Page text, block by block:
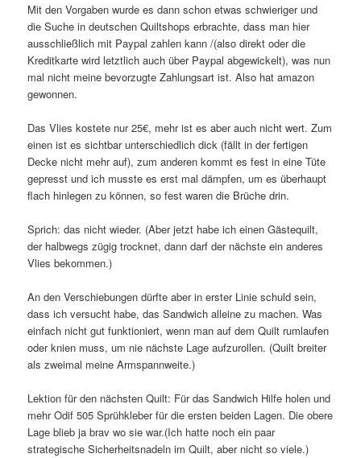
Mit den Vorgaben wurde es dann schon etwas schwieriger und
die Suche in deutschen Quiltshops erbrachte, dass man hier
ausschließlich mit Paypal zahlen kann /(also direkt oder die
Kreditkarte wird letztlich auch über Paypal abgewickelt), was nun
mal nicht meine bevorzugte Zahlungsart ist. Also hat amazon
gewonnen.
Das Vlies kostete nur 25€, mehr ist es aber auch nicht wert. Zum
einen ist es sichtbar unterschiedlich dick (fällt in der fertigen
Decke nicht mehr auf), zum anderen kommt es fest in eine Tüte
gepresst und ich musste es erst mal dämpfen, um es überhaupt
flach hinlegen zu können, so fest waren die Brüche drin.
Sprich: das nicht wieder. (Aber jetzt habe ich einen Gästequilt,
der halbwegs zügig trocknet, dann darf der nächste ein anderes
Vlies bekommen.)
An den Verschiebungen dürfte aber in erster Linie schuld sein,
dass ich versucht habe, das Sandwich alleine zu machen. Was
einfach nicht gut funktioniert, wenn man auf dem Quilt rumlaufen
oder knien muss, um nie nächste Lage aufzurollen. (Quilt breiter
als zweimal meine Armspannweite.)
Lektion für den nächsten Quilt: Für das Sandwich Hilfe holen und
mehr Odif 505 Sprühkleber für die ersten beiden Lagen. Die obere
Lage blieb ja brav wo sie war.(Ich hatte noch ein paar
strategische Sicherheitsnadeln im Quilt, aber nicht so viele.)